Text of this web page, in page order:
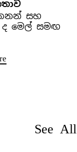
සහ
මෙල් සමඟ
See All